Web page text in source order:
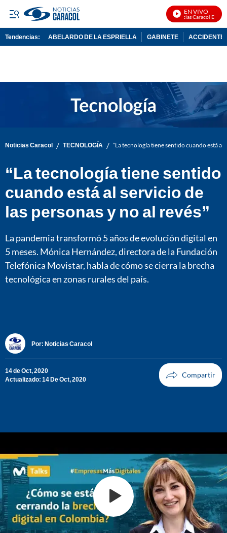
EN VIVO
Noticias Caracol En Vivo
Tendencias: ABELARDO DE LA ESPRIELLA GABINETE ACCIDENTE
Noticias Caracol / TECNOLOGÍA / “La tecnología tiene sentido cuando está al
“La tecnología tiene sentido
cuando está al servicio de
las personas y no al revés”
La pandemia transformó 5 años de evolución digital en
5 meses. Mónica Hernández, directora de la Fundación
Telefónica Movistar, habla de cómo se cierra la brecha
tecnológica en zonas rurales del país.
Por: Noticias Caracol
14 de Oct, 2020
Actualizado: 14 De Oct, 2020